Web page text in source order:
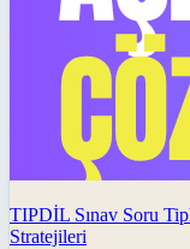
TIPDİL Sınav Soru
Stratejileri